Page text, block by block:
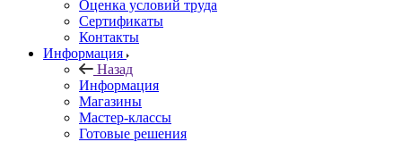
Оценка условий труда
Сертификаты
Контакты
Информация
Назад
Информация
Магазины
Мастер-классы
Готовые решения